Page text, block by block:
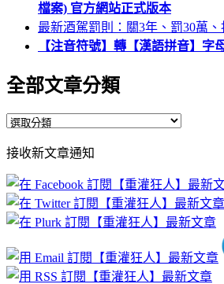
檔案) 官方網站正式版本
最新酒駕罰則：關3年、罰30萬
【注音符號】轉【漢語拼音】字
全部文章分類
全
文
章
分
類
接收新文章通知